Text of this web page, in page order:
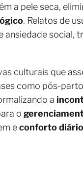
a pele seca,
. Relatos de
ansiedade social,
culturais que
como pós-
a
o
econforto diário